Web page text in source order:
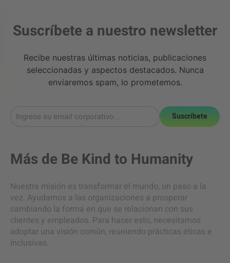
Suscríbete a nuestro newsletter
Recibe nuestras últimas noticias, publicaciones
seleccionadas y aspectos destacados. Nunca
enviaremos spam, lo prometemos.
Suscríbete
Más de Be Kind to Humanity
Nuestra misión es transformar el mundo, un paso a la
vez. Ayudamos a las organizaciones a prosperar
cambiando la forma en que se relacionan con sus
clientes y empleados. Para hacer esto, necesitamos
adoptar una visión común, reuniendo prácticas éticas e
inclusivas.